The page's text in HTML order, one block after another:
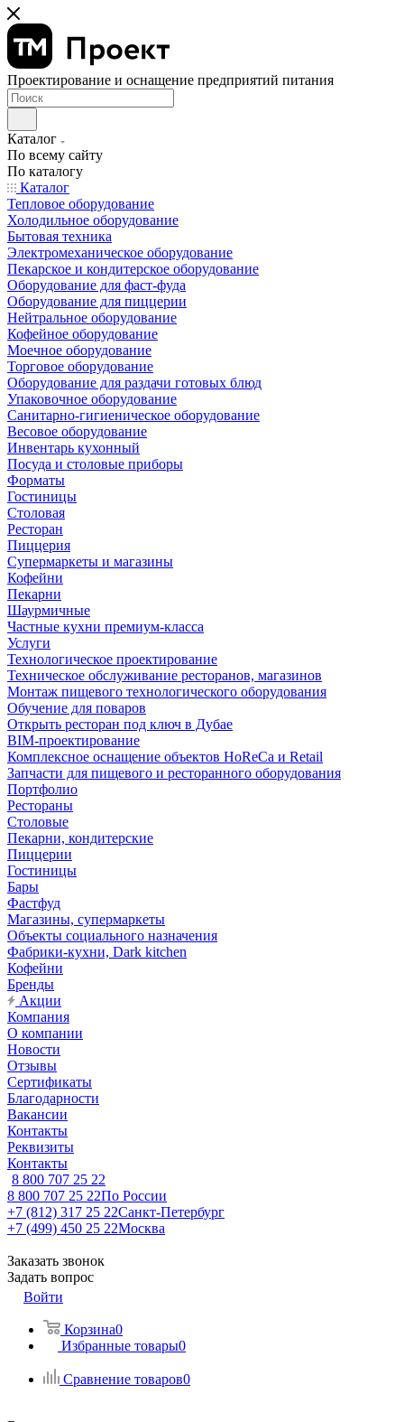
Проектирование и оснащение предприятий питания
Каталог
По всему сайту
По каталогу
Каталог
Тепловое оборудование
Холодильное оборудование
Бытовая техника
Электромеханическое оборудование
Пекарское и кондитерское оборудование
Оборудование для фаст-фуда
Оборудование для пиццерии
Нейтральное оборудование
Кофейное оборудование
Моечное оборудование
Торговое оборудование
Оборудование для раздачи готовых блюд
Упаковочное оборудование
Санитарно-гигиеническое оборудование
Весовое оборудование
Инвентарь кухонный
Посуда и столовые приборы
Форматы
Гостиницы
Столовая
Ресторан
Пиццерия
Супермаркеты и магазины
Кофейни
Пекарни
Шаурмичные
Частные кухни премиум-класса
Услуги
Технологическое проектирование
Техническое обслуживание ресторанов, магазинов
Монтаж пищевого технологического оборудования
Обучение для поваров
Открыть ресторан под ключ в Дубае
BIM-проектирование
Комплексное оснащение объектов HoReCa и Retail
Запчасти для пищевого и ресторанного оборудования
Портфолио
Рестораны
Столовые
Пекарни, кондитерские
Пиццерии
Гостиницы
Бары
Фастфуд
Магазины, супермаркеты
Объекты социального назначения
Фабрики-кухни, Dark kitchen
Кофейни
Бренды
Акции
Компания
О компании
Новости
Отзывы
Сертификаты
Благодарности
Вакансии
Контакты
Реквизиты
Контакты
8 800 707 25 22
8 800 707 25 22По России
+7 (812) 317 25 22Санкт-Петербург
+7 (499) 450 25 22Москва
Заказать звонок
Задать вопрос
Войти
Корзина0
Избранные товары0
Сравнение товаров0